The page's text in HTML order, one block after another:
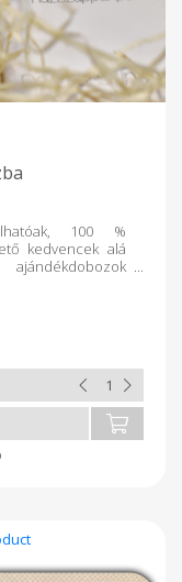
100 %
kedvencek alá
környezetbarát és
nyersanyagként